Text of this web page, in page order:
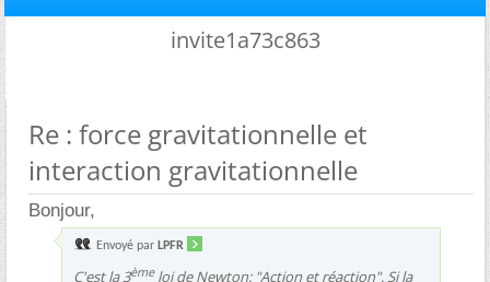
invite1a73c863
Re : force gravitationnelle et
interaction gravitationnelle
Bonjour,
Envoyé par LPFR
C'est la 3èmeloi de Newton: "Action et réaction". Si la